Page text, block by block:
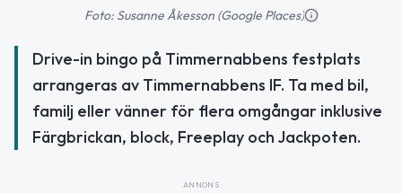
Foto: Susanne Åkesson (Google Places)
Drive-in bingo på Timmernabbens festplats
arrangeras av Timmernabbens IF. Ta med bil,
familj eller vänner för flera omgångar inklusive
Färgbrickan, block, Freeplay och Jackpoten.
ANNONS